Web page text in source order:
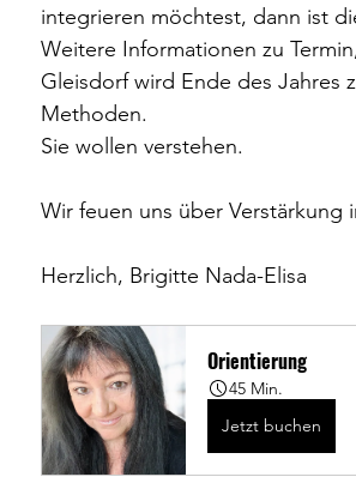
integrieren möchtest, dann ist
Weitere Informationen zu
Gleisdorf wird Ende des Jahres
Methoden.
Sie wollen verstehen.
Wir feuen uns über Verstärkung
Herzlich, Brigitte Nada-Elisa
Orientierung
45 Min.
Jetzt buchen